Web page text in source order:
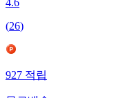
4.6
(26)
927적립